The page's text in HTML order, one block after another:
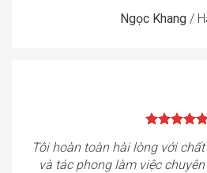
Ngọc Khang /
Tôi hoàn toàn hài lòng với
và tác phong làm việc